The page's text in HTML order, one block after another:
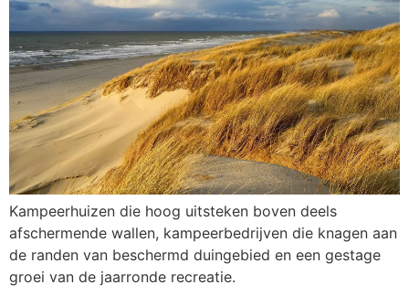
Kampeerhuizen die hoog uitsteken boven deels
afschermende wallen, kampeerbedrijven die knagen aan
de randen van beschermd duingebied en een gestage
groei van de jaarronde recreatie.